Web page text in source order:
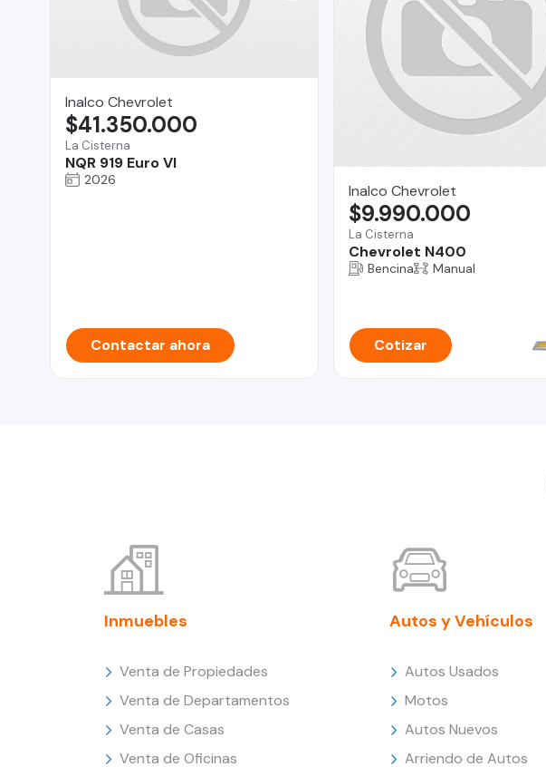
Inalco Chevrolet
La Cisterna
NQR 919 Euro VI
$41.350.000
2026
Contactar ahora
Inalco Chevrolet
La Cisterna
Chevrolet N400
$9.990.000
Bencina Manual
Cotizar
Inmuebles
Venta de Propiedades
Venta de Departamentos
Venta de Casas
Venta de Oficinas
Autos y Vehículos
Autos Usados
Motos
Autos Nuevos
Arriendo de Autos